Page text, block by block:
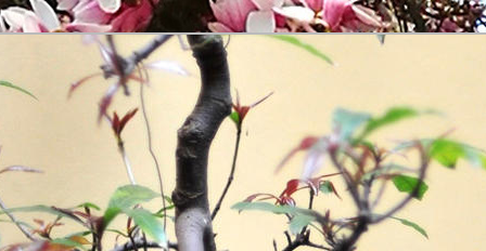
honlapja